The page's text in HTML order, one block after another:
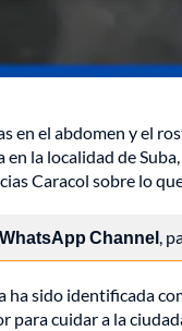
en el abdomen y el
en la localidad de
Caracol sobre lo
WhatsApp Channel,
ha sido identificada
para cuidar a la